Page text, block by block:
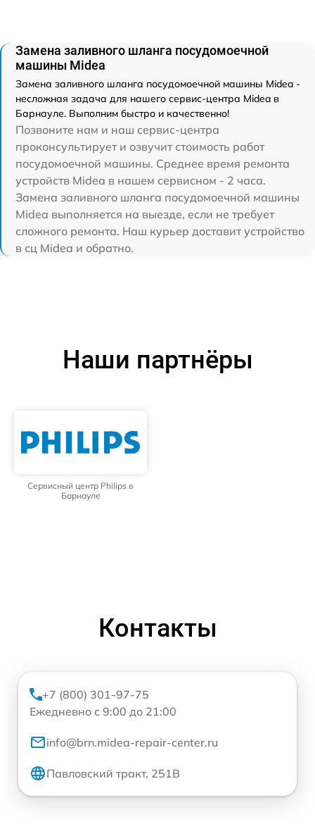
Замена заливного шланга посудомоечной
машины Midea
Замена заливного шланга посудомоечной машины Midea -
несложная задача для нашего сервис-центра Midea в
Барнауле. Выполним быстро и качественно!
Позвоните нам и наш сервис-центра
проконсультирует и озвучит стоимость работ
посудомоечной машины. Среднее время ремонта
устройств Midea в нашем сервисном - 2 часа.
Замена заливного шланга посудомоечной машины
Midea выполняется на выезде, если не требует
сложного ремонта. Наш курьер доставит устройство
в сц Midea и обратно.
Наши партнёры
Сервисный центр Philips в
Барнауле
Контакты
+7 (800) 301-97-75
Ежедневно с 9:00 до 21:00
info@brn.midea-repair-center.ru
Павловский тракт, 251В